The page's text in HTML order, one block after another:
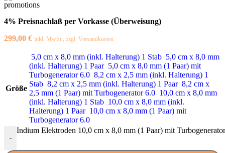
4% Preisnachlaß per Vorkasse (Überweisung)
299,00 € inkl. MwSt., zzgl. Versandkosten
Größe
5,0 cm x 8,0 mm (inkl. Halterung) 1 Stab 5,0 cm x 8,0 mm
(inkl. Halterung) 1 Paar 5,0 cm x 8,0 mm (1 Paar) mit
Turbogenerator 6.0 8,2 cm x 2,5 mm (inkl. Halterung) 1
Stab 8,2 cm x 2,5 mm (inkl. Halterung) 1 Paar 8,2 cm x
2,5 mm (1 Paar) mit Turbogenerator 6.0 10,0 cm x 8,0 mm
(inkl. Halterung) 1 Stab 10,0 cm x 8,0 mm (inkl.
Halterung) 1 Paar 10,0 cm x 8,0 mm (1 Paar) mit
Turbogenerator 6.0
-
Indium Elektroden 10,0 cm x 8,0 mm (1 Paar) mit